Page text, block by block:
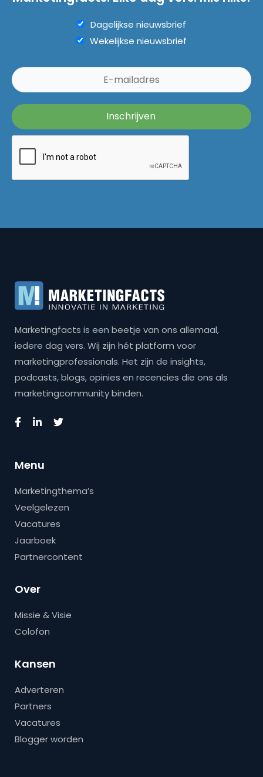
Dagelijkse nieuwsbrief
Wekelijkse nieuwsbrief
Marketingfacts is een beetje van ons allemaal,
iedere dag vers. Wij zijn hét platform voor
marketingprofessionals. Het zijn de insights,
podcasts, blogs, opinies en recencies die ons als
marketingcommunity binden.
Menu
Marketingthema’s
Veelgelezen
Vacatures
Jaarboek
Partnercontent
Over
Missie & Visie
Colofon
Kansen
Adverteren
Partners
Vacatures
Blogger worden